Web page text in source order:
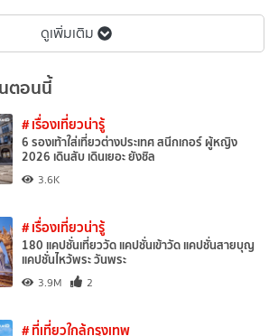
ดูเพิ่มเติม
ตอนนี้
# เรื่องเที่ยวน่ารู้
6 รองเท้าใส่เที่ยวต่างประเทศ สนีกเกอร์ ผู้หญิง
2026 เดินสับ เดินเยอะ ยังชิล
3.6K
# เรื่องเที่ยวน่ารู้
180 แคปชั่นเที่ยววัด แคปชั่นเข้าวัด แคปชั่นสายบุญ
แคปชั่นไหว้พระ วันพระ
3.9M 2
# ที่เที่ยวใกล้กรุงเทพ